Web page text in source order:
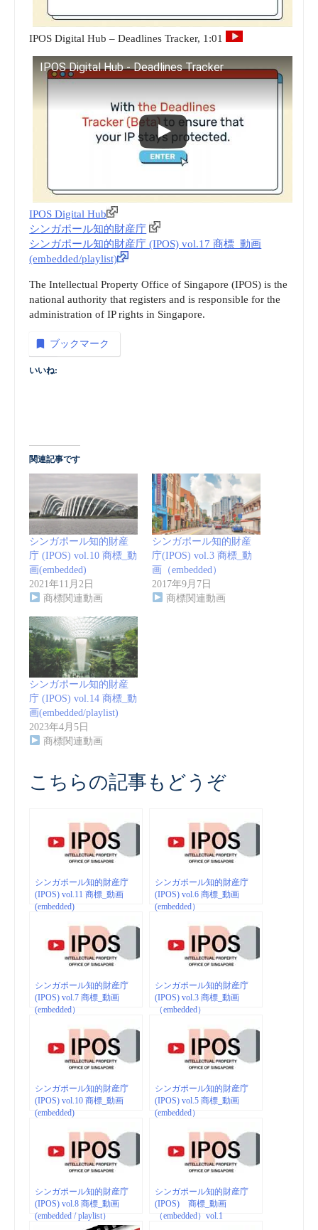
IPOS Digital Hub – Deadlines Tracker, 1:01
IPOS Digital Hub - Deadlines Tracker
IPOS Digital Hub
シンガポール知的財産庁
シンガポール知的財産庁 (IPOS) vol.17 商標_動画
(embedded/playlist)
The Intellectual Property Office of Singapore (IPOS) is the
national authority that registers and is responsible for the
administration of IP rights in Singapore.
ブックマーク
いいね:
関連記事です
シンガポール知的財産
庁 (IPOS) vol.10 商標_動
画(embedded)
2021年11月2日
商標関連動画
シンガポール知的財産
庁(IPOS) vol.3 商標_動
画（embedded）
2017年9月7日
商標関連動画
シンガポール知的財産
庁 (IPOS) vol.14 商標_動
画(embedded/playlist)
2023年4月5日
商標関連動画
こちらの記事もどうぞ
シンガポール知的財産庁
(IPOS) vol.11 商標_動画
(embedded)
シンガポール知的財産庁
(IPOS) vol.6 商標_動画
(embedded）
シンガポール知的財産庁
(IPOS) vol.7 商標_動画
(embedded）
シンガポール知的財産庁
(IPOS) vol.3 商標_動画
（embedded）
シンガポール知的財産庁
(IPOS) vol.10 商標_動画
(embedded)
シンガポール知的財産庁
(IPOS) vol.5 商標_動画
(embedded）
シンガポール知的財産庁
(IPOS) vol.8 商標_動画
(embedded / playlist）
シンガポール知的財産庁
(IPOS) 商標_動画
（embedded）vol.1